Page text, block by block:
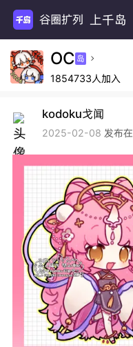
谷圈扩列 上千岛
OC 岛 
1854733人加入
kodoku戈闻
2025-02-08 发布在